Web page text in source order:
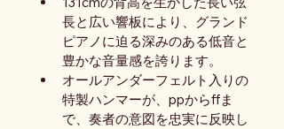
長と広い響板により、グランド
ピアノに迫る深みのある低音と
豊かな音量感を誇ります。
オールアンダーフェルト入りの
特製ハンマーが、ppからffま
で、奏者の意図を忠実に反映し